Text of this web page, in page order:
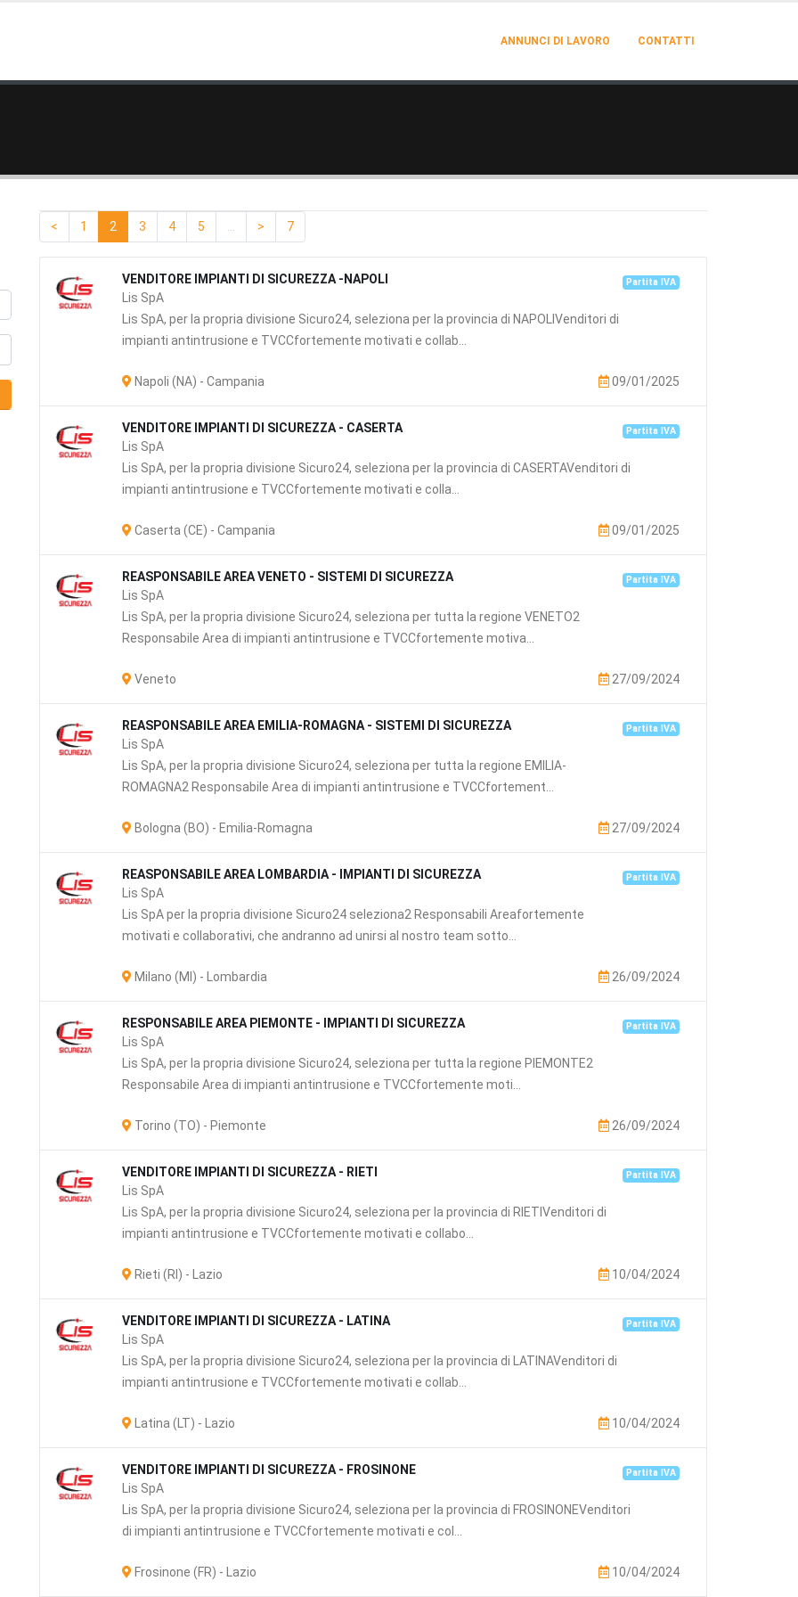
ANNUNCI DI LAVORO CONTATTI
< 1 2 3 4 5 > 7
VENDITORE IMPIANTI DI SICUREZZA -NAPOLI
Lis SpA
Partita IVA
Lis SpA, per la propria divisione Sicuro24, seleziona per la provincia di NAPOLIVenditori di
impianti antintrusione e TVCCfortemente motivati e collab...
Napoli (NA) - Campania 09/01/2025
VENDITORE IMPIANTI DI SICUREZZA - CASERTA
Lis SpA
Partita IVA
Lis SpA, per la propria divisione Sicuro24, seleziona per la provincia di CASERTAVenditori di
impianti antintrusione e TVCCfortemente motivati e colla...
Caserta (CE) - Campania 09/01/2025
REASPONSABILE AREA VENETO - SISTEMI DI SICUREZZA
Lis SpA
Partita IVA
Lis SpA, per la propria divisione Sicuro24, seleziona per tutta la regione VENETO2
Responsabile Area di impianti antintrusione e TVCCfortemente motiva...
Veneto 27/09/2024
REASPONSABILE AREA EMILIA-ROMAGNA - SISTEMI DI SICUREZZA
Lis SpA
Partita IVA
Lis SpA, per la propria divisione Sicuro24, seleziona per tutta la regione EMILIA-
ROMAGNA2 Responsabile Area di impianti antintrusione e TVCCfortement...
Bologna (BO) - Emilia-Romagna 27/09/2024
REASPONSABILE AREA LOMBARDIA - IMPIANTI DI SICUREZZA
Lis SpA
Partita IVA
Lis SpA per la propria divisione Sicuro24 seleziona2 Responsabili Areafortemente
motivati e collaborativi, che andranno ad unirsi al nostro team sotto...
Milano (MI) - Lombardia 26/09/2024
RESPONSABILE AREA PIEMONTE - IMPIANTI DI SICUREZZA
Lis SpA
Partita IVA
Lis SpA, per la propria divisione Sicuro24, seleziona per tutta la regione PIEMONTE2
Responsabile Area di impianti antintrusione e TVCCfortemente moti...
Torino (TO) - Piemonte 26/09/2024
VENDITORE IMPIANTI DI SICUREZZA - RIETI
Lis SpA
Partita IVA
Lis SpA, per la propria divisione Sicuro24, seleziona per la provincia di RIETIVenditori di
impianti antintrusione e TVCCfortemente motivati e collabo...
Rieti (RI) - Lazio 10/04/2024
VENDITORE IMPIANTI DI SICUREZZA - LATINA
Lis SpA
Partita IVA
Lis SpA, per la propria divisione Sicuro24, seleziona per la provincia di LATINAVenditori di
impianti antintrusione e TVCCfortemente motivati e collab...
Latina (LT) - Lazio 10/04/2024
VENDITORE IMPIANTI DI SICUREZZA - FROSINONE
Lis SpA
Partita IVA
Lis SpA, per la propria divisione Sicuro24, seleziona per la provincia di FROSINONEVenditori
di impianti antintrusione e TVCCfortemente motivati e col...
Frosinone (FR) - Lazio 10/04/2024